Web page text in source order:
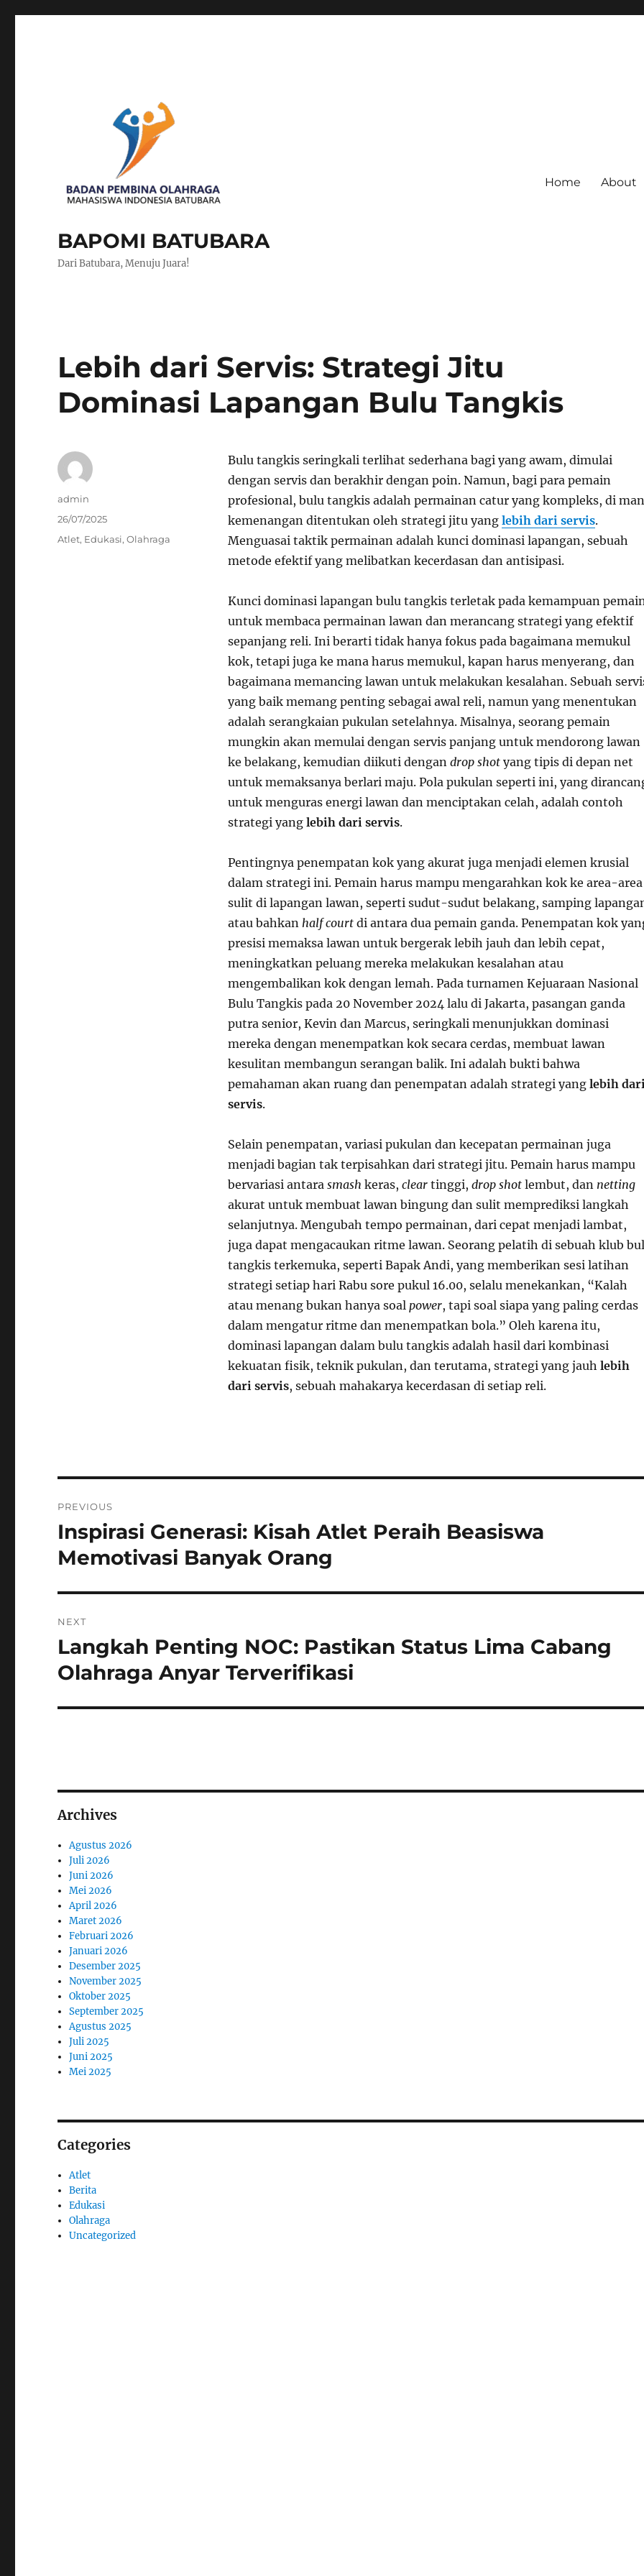
BAPOMI BATUBARA
Dari Batubara, Menuju Juara!
Home About
Lebih dari Servis: Strategi Jitu
Dominasi Lapangan Bulu Tangkis
Bulu tangkis seringkali terlihat sederhana bagi yang awam, dimulai
dengan servis dan berakhir dengan poin. Namun, bagi para pemain
profesional, bulu tangkis adalah permainan catur yang kompleks, di
kemenangan ditentukan oleh strategi jitu yang lebih dari servis.
Menguasai taktik permainan adalah kunci dominasi lapangan, sebuah
metode efektif yang melibatkan kecerdasan dan antisipasi.
Kunci dominasi lapangan bulu tangkis terletak pada kemampuan
untuk membaca permainan lawan dan merancang strategi yang efektif
sepanjang reli. Ini berarti tidak hanya fokus pada bagaimana memukul
kok, tetapi juga ke mana harus memukul, kapan harus menyerang, dan
bagaimana memancing lawan untuk melakukan kesalahan. Sebuah
yang baik memang penting sebagai awal reli, namun yang menentukan
adalah serangkaian pukulan setelahnya. Misalnya, seorang pemain
mungkin akan memulai dengan servis panjang untuk mendorong lawan
ke belakang, kemudian diikuti dengan drop shotyang tipis di depan net
untuk memaksanya berlari maju. Pola pukulan seperti ini, yang
untuk menguras energi lawan dan menciptakan celah, adalah contoh
strategi yang lebih dari servis.
Pentingnya penempatan kok yang akurat juga menjadi elemen krusial
dalam strategi ini. Pemain harus mampu mengarahkan kok ke area-area
sulit di lapangan lawan, seperti sudut-sudut belakang, samping
atau bahkan half courtdi antara dua pemain ganda. Penempatan kok
presisi memaksa lawan untuk bergerak lebih jauh dan lebih cepat,
meningkatkan peluang mereka melakukan kesalahan atau
mengembalikan kok dengan lemah. Pada turnamen Kejuaraan Nasional
Bulu Tangkis pada 20 November 2024 lalu di Jakarta, pasangan ganda
putra senior, Kevin dan Marcus, seringkali menunjukkan dominasi
mereka dengan menempatkan kok secara cerdas, membuat lawan
kesulitan membangun serangan balik. Ini adalah bukti bahwa
pemahaman akan ruang dan penempatan adalah strategi yang lebih
servis.
Selain penempatan, variasi pukulan dan kecepatan permainan juga
menjadi bagian tak terpisahkan dari strategi jitu. Pemain harus mampu
bervariasi antara smash keras, cleartinggi, drop shotlembut, dan netting
akurat untuk membuat lawan bingung dan sulit memprediksi langkah
selanjutnya. Mengubah tempo permainan, dari cepat menjadi lambat,
juga dapat mengacaukan ritme lawan. Seorang pelatih di sebuah klub
tangkis terkemuka, seperti Bapak Andi, yang memberikan sesi latihan
strategi setiap hari Rabu sore pukul 16.00, selalu menekankan, “Kalah
atau menang bukan hanya soal power, tapi soal siapa yang paling cerdas
dalam mengatur ritme dan menempatkan bola.” Oleh karena itu,
dominasi lapangan dalam bulu tangkis adalah hasil dari kombinasi
kekuatan fisik, teknik pukulan, dan terutama, strategi yang jauh lebih
dari servis, sebuah mahakarya kecerdasan di setiap reli.
Author
admin
Posted
on
26/07/2025
Categories
Atlet, Edukasi,Olahraga
pos
PREVIOUS
Previous
post:
Inspirasi Generasi: Kisah Atlet Peraih Beasiswa
Memotivasi Banyak Orang
NEXT
Next
post:
Langkah Penting NOC: Pastikan Status Lima Cabang
Olahraga Anyar Terverifikasi
Archives
Agustus 2026
Juli 2026
Juni 2026
Mei 2026
April 2026
Maret 2026
Februari 2026
Januari 2026
Desember 2025
November 2025
Oktober 2025
September 2025
Agustus 2025
Juli 2025
Juni 2025
Mei 2025
Categories
Atlet
Berita
Edukasi
Olahraga
Uncategorized